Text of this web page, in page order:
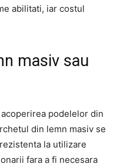
abilitati, iar costul
masiv sau
podelelor din
din lemn masiv se
la utilizare
fara a fi necesara